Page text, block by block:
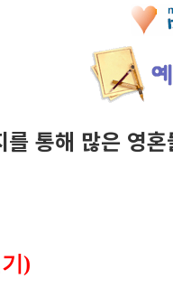
통해 많은 영
)